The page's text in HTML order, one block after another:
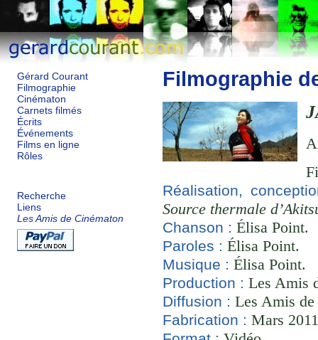
Gérard Courant
Filmographie
Cinématon
Carnets filmés
Écrits
Événements
Films en ligne
Rôles
Recherche
Liens
Les Amis de Cinématon
Filmographie
Réalisation,
Source thermale
Chanson : Élisa Point.
Paroles : Élisa Point.
Musique : Élisa Point.
Production : Les Amis
Diffusion : Les Amis
Fabrication : Mars